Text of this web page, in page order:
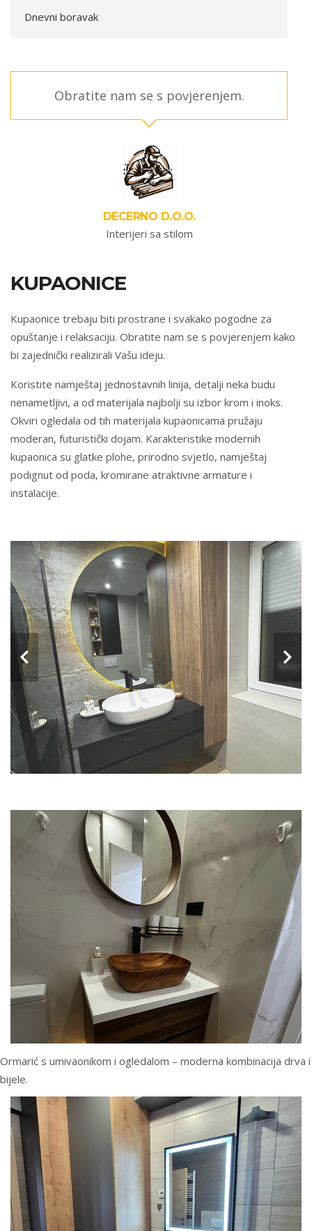
Dnevni boravak
Obratite nam se s povjerenjem.
DECERNO D.O.O.
Interijeri sa stilom
KUPAONICE
Kupaonice trebaju biti prostrane i svakako pogodne za
opuštanje i relaksaciju. Obratite nam se s povjerenjem kako
bi zajednički realizirali Vašu ideju.
Koristite namještaj jednostavnih linija, detalji neka budu
nenametljivi, a od materijala najbolji su izbor krom i inoks.
Okviri ogledala od tih materijala kupaonicama pružaju
moderan, futuristički dojam. Karakteristike modernih
kupaonica su glatke plohe, prirodno svjetlo, namještaj
podignut od poda, kromirane atraktivne armature i
instalacije.
Ormarić s umivaonikom i ogledalom – moderna kombinacija drva i
bijele.